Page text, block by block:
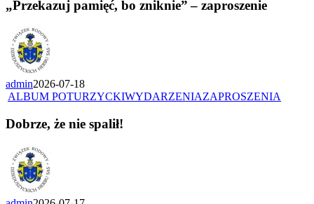
„Przekazuj pamięć, bo zniknie” – zaproszenie
admin2026-07-18
ALBUM POTURZYCKIWYDARZENIAZAPROSZENIA
Dobrze, że nie spalił!